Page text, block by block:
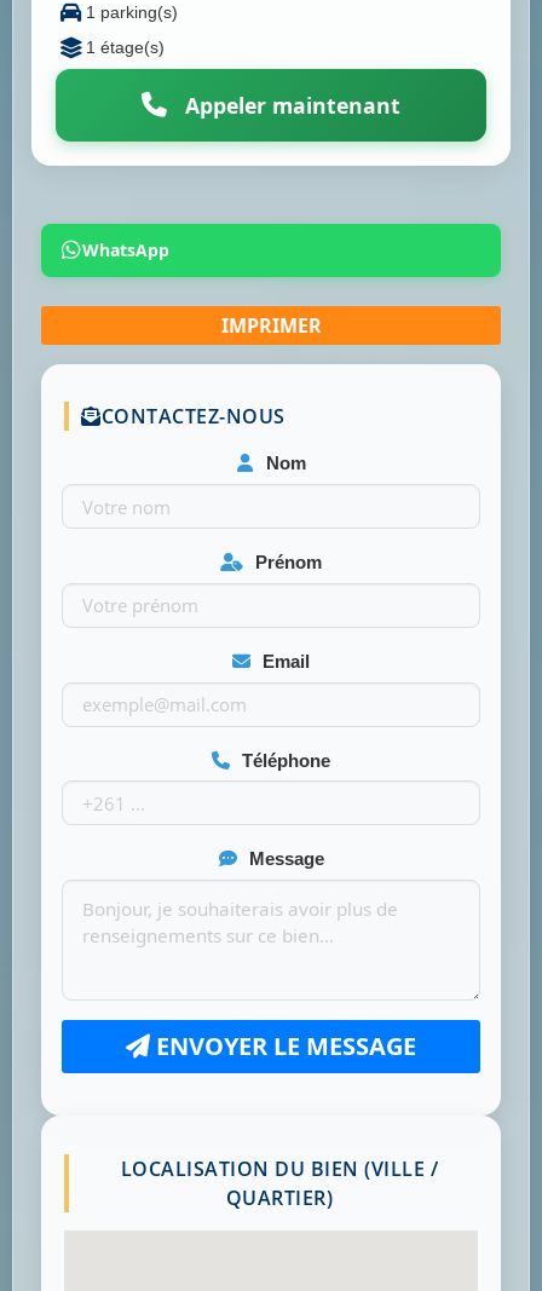
1 parking(s)
1 étage(s)
Appeler maintenant
WhatsApp
CONTACTEZ-NOUS
Nom
Prénom
Email
Téléphone
Message
ENVOYER LE MESSAGE
LOCALISATION DU BIEN (VILLE /
QUARTIER)